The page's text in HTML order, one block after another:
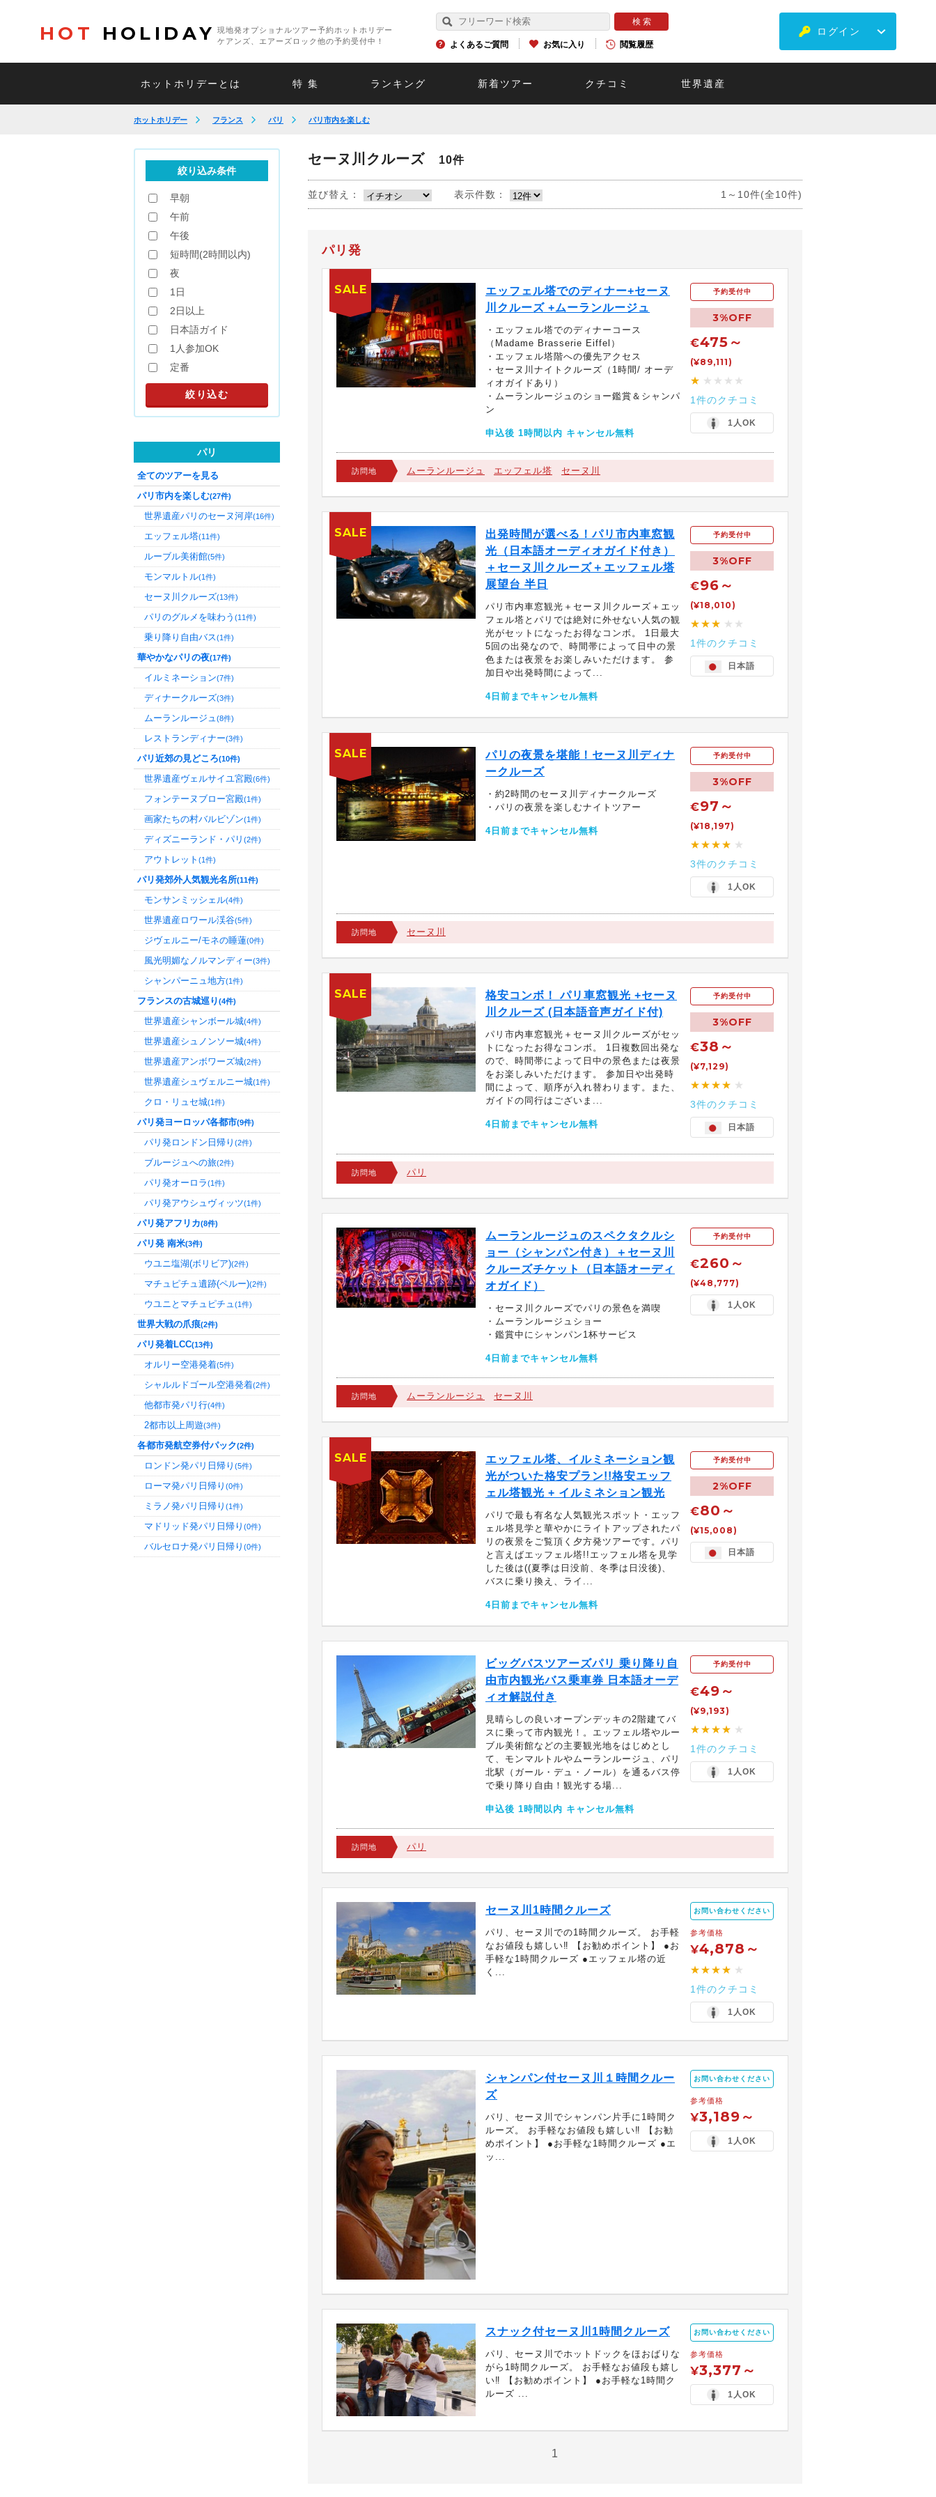
HOT HOLIDAY
現地発オプショナルツアー予約ホットホリデー
ケアンズ、エアーズロック他の予約受付中！
よくあるご質問 お気に入り 閲覧履歴
ログイン
ホットホリデーとは 特 集 ランキング 新着ツアー クチコミ 世界遺産
ホットホリデー フランス パリ パリ市内を楽しむ
セーヌ川クルーズ 10件
並び替え： 表示件数： 1～10件(全10件)
パリ発
エッフェル塔でのディナー+セーヌ
川クルーズ +ムーランルージュ
・エッフェル塔でのディナーコース
（Madame Brasserie Eiffel）
・エッフェル塔階への優先アクセス
・セーヌ川ナイトクルーズ（1時間/ オーデ
ィオガイドあり）
・ムーランルージュのショー鑑賞＆シャンパ
ン
申込後 1時間以内 キャンセル無料
予約受付中
3%OFF
€475～
(¥89,111)
★ ★★★★
1件のクチコミ
1人OK
訪問地 ムーランルージュ エッフェル塔 セーヌ川
SALE
出発時間が選べる！パリ市内車窓観
光（日本語オーディオガイド付き）
＋セーヌ川クルーズ＋エッフェル塔
展望台 半日
パリ市内車窓観光＋セーヌ川クルーズ＋エッ
フェル塔とパリでは絶対に外せない人気の観
光がセットになったお得なコンボ。 1日最大
5回の出発なので、時間帯によって日中の景
色または夜景をお楽しみいただけます。 参
加日や出発時間によって...
4日前までキャンセル無料
予約受付中
3%OFF
€96～
(¥18,010)
★★★ ★★
1件のクチコミ
日本語
SALE
パリの夜景を堪能！セーヌ川ディナ
ークルーズ
・約2時間のセーヌ川ディナークルーズ
・パリの夜景を楽しむナイトツアー
4日前までキャンセル無料
予約受付中
3%OFF
€97～
(¥18,197)
★★★★ ★
3件のクチコミ
1人OK
訪問地 セーヌ川
SALE
格安コンボ！ パリ車窓観光 +セーヌ
川クルーズ (日本語音声ガイド付)
パリ市内車窓観光＋セーヌ川クルーズがセッ
トになったお得なコンボ。 1日複数回出発な
ので、時間帯によって日中の景色または夜景
をお楽しみいただけます。 参加日や出発時
間によって、順序が入れ替わります。また、
ガイドの同行はございま...
4日前までキャンセル無料
予約受付中
3%OFF
€38～
(¥7,129)
★★★★ ★
3件のクチコミ
日本語
訪問地 パリ
SALE
ムーランルージュのスペクタクルシ
ョー（シャンパン付き）＋セーヌ川
クルーズチケット（日本語オーディ
オガイド）
・セーヌ川クルーズでパリの景色を満喫
・ムーランルージュショー
・鑑賞中にシャンパン1杯サービス
4日前までキャンセル無料
予約受付中
€260～
(¥48,777)
1人OK
訪問地 ムーランルージュ セーヌ川
エッフェル塔、イルミネーション観
光がついた格安プラン!!格安エッフ
ェル塔観光 + イルミネション観光
パリで最も有名な人気観光スポット・エッフ
ェル塔見学と華やかにライトアップされたパ
リの夜景をご覧頂く夕方発ツアーです。パリ
と言えばエッフェル塔!!エッフェル塔を見学
した後は((夏季は日没前、冬季は日没後)、
バスに乗り換え、ライ...
4日前までキャンセル無料
予約受付中
2%OFF
€80～
(¥15,008)
日本語
SALE
ビッグバスツアーズパリ 乗り降り自
由市内観光バス乗車券 日本語オーデ
ィオ解説付き
見晴らしの良いオープンデッキの2階建てバ
スに乗って市内観光！。エッフェル塔やルー
ブル美術館などの主要観光地をはじめとし
て、モンマルトルやムーランルージュ、パリ
北駅（ガール・デュ・ノール）を通るバス停
で乗り降り自由！観光する場...
申込後 1時間以内 キャンセル無料
予約受付中
€49～
(¥9,193)
★★★★ ★
1件のクチコミ
1人OK
訪問地 パリ
セーヌ川1時間クルーズ
パリ、セーヌ川での1時間クルーズ。 お手軽
なお値段も嬉しい‼ 【お勧めポイント】 ●お
手軽な1時間クルーズ ●エッフェル塔の近
く...
お問い合わせください
参考価格
¥4,878～
★★★★ ★
1件のクチコミ
1人OK
シャンパン付セーヌ川１時間クルー
ズ
パリ、セーヌ川でシャンパン片手に1時間ク
ルーズ。 お手軽なお値段も嬉しい‼ 【お勧
めポイント】 ●お手軽な1時間クルーズ ●エ
ッ...
お問い合わせください
参考価格
¥3,189～
1人OK
スナック付セーヌ川1時間クルーズ
パリ、セーヌ川でホットドックをほおばりな
がら1時間クルーズ。 お手軽なお値段も嬉し
い‼ 【お勧めポイント】 ●お手軽な1時間ク
ルーズ ...
お問い合わせください
参考価格
¥3,377～
1人OK
1
絞り込み条件
早朝
午前
午後
短時間(2時間以内)
夜
1日
2日以上
日本語ガイド
1人参加OK
定番
パリ
全てのツアーを見る
パリ市内を楽しむ(27件)
世界遺産パリのセーヌ河岸(16件)
エッフェル塔(11件)
ルーブル美術館(5件)
モンマルトル(1件)
セーヌ川クルーズ(13件)
パリのグルメを味わう (11件)
乗り降り自由バス(1件)
華やかなパリの夜(17件)
イルミネーション(7件)
ディナークルーズ(3件)
ムーランルージュ(8件)
レストランディナー(3件)
パリ近郊の見どころ(10件)
世界遺産ヴェルサイユ宮殿(6件)
フォンテーヌブロー宮殿(1件)
画家たちの村バルビゾン(1件)
ディズニーランド・パリ (2件)
アウトレット (1件)
パリ発郊外人気観光名所(11件)
モンサンミッシェル(4件)
世界遺産ロワール渓谷(5件)
ジヴェルニー/モネの睡蓮(0件)
風光明媚なノルマンディー(3件)
シャンパーニュ地方(1件)
フランスの古城巡り(4件)
世界遺産シャンボール城(4件)
世界遺産シュノンソー城(4件)
世界遺産アンボワーズ城(2件)
世界遺産シュヴェルニー城(1件)
クロ・リュセ城(1件)
パリ発ヨーロッパ各都市(9件)
パリ発ロンドン日帰り (2件)
ブルージュへの旅(2件)
パリ発オーロラ(1件)
パリ発アウシュヴィッツ(1件)
パリ発アフリカ(8件)
パリ発 南米(3件)
ウユニ塩湖(ボリビア)(2件)
マチュピチュ遺跡(ペルー)(2件)
ウユニとマチュピチュ(1件)
世界大戦の爪痕(2件)
パリ発着LCC(13件)
オルリー空港発着(5件)
シャルルドゴール空港発着(2件)
他都市発パリ行(4件)
2都市以上周遊(3件)
各都市発航空券付パック(2件)
ロンドン発パリ日帰り (5件)
ローマ発パリ日帰り (0件)
ミラノ発パリ日帰り (1件)
マドリッド発パリ日帰り (0件)
バルセロナ発パリ日帰り (0件)